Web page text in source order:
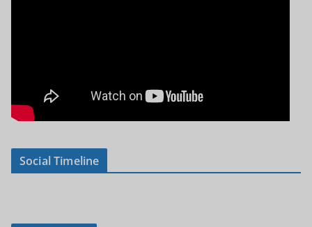
Social Timeline